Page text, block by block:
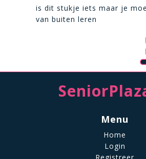
is dit stukje iets maar je
van buiten leren
Menu
Home
Login